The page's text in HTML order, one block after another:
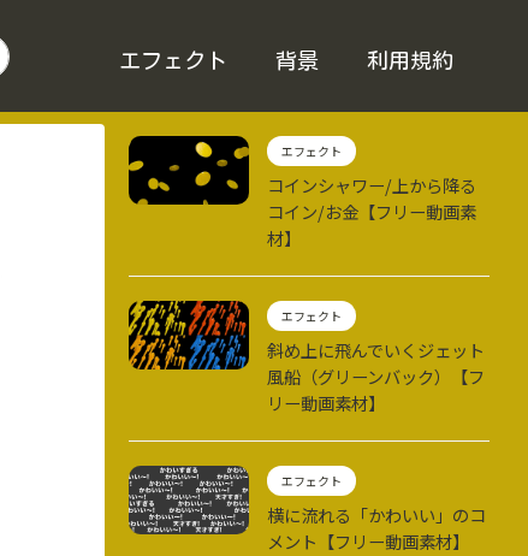
エフェクト 背景 利用規約
エフェクト
コインシャワー/上から降る
コイン/お金【フリー動画素
材】
エフェクト
斜め上に飛んでいくジェット
風船（グリーンバック）【フ
リー動画素材】
エフェクト
横に流れる「かわいい」のコ
メント【フリー動画素材】